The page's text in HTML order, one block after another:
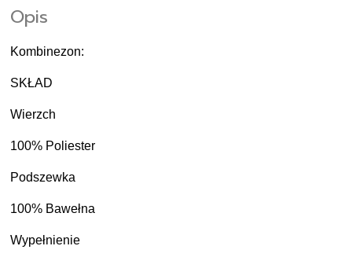
Opis
Kombinezon:
SKŁAD
Wierzch
100% Poliester
Podszewka
100% Bawełna
Wypełnienie